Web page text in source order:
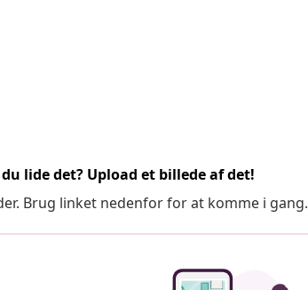
lide det? Upload et billede af det!
Brug linket nedenfor for at komme i gang.